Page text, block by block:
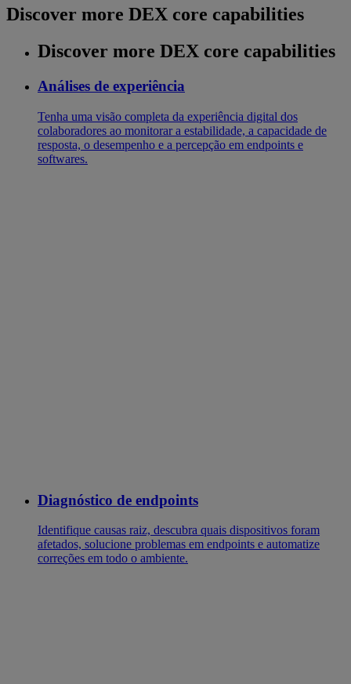
Discover more DEX core capabilities
Discover more DEX core capabilities
Análises de experiência
Tenha uma visão completa da experiência digital dos
colaboradores ao monitorar a estabilidade, a capacidade de
resposta, o desempenho e a percepção em endpoints e
softwares.
Diagnóstico de endpoints
Identifique causas raiz, descubra quais dispositivos foram
afetados, solucione problemas em endpoints e automatize
correções em todo o ambiente.